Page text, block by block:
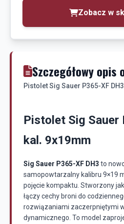
Zobacz w
Szczegółowy
Pistolet Sig Sauer P365-XF
Pistolet Sig Sauer
kal. 9x19mm
Sig Sauer P365-XF DH3 to
samopowtarzalny kalibru 9×19
pojęcie kompaktu. Stworzony
łączy cechy broni do
rozwiązaniami zaczerpniętymi
dynamicznego. To model